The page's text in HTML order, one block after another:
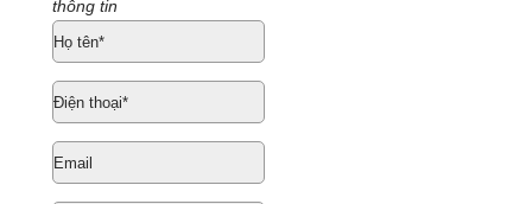
thông tin